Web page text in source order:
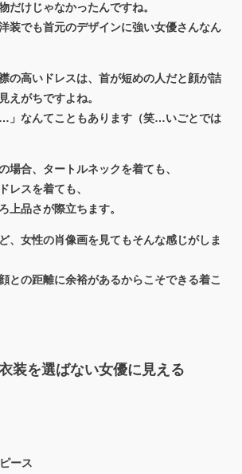
だけじゃなかったんですね。
装でも首元のデザインに強い女優さんなん
の高いドレスは、首が短めの人だと顔が詰
えがちですよね。
…」なんてこともあります（笑…いごとでは
場合、タートルネックを着ても、
レスを着ても、
上品さが際立ちます。
、女性の肖像画を見てもそんな感じがしま
との距離に余裕があるからこそできる着こ
装を選ばない女優に見える
ース